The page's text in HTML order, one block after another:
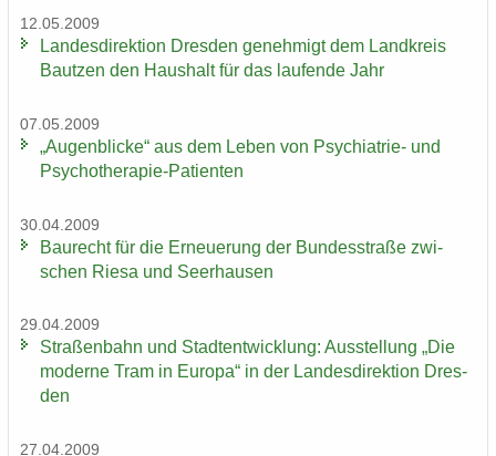
12.05.2009
Lan­des­di­rek­ti­on Dres­den ge­neh­migt dem Land­kreis
Baut­zen den Haus­halt für das lau­fen­de Jahr
07.05.2009
„Au­gen­bli­cke“ aus dem Leben von Psychiatrie-​ und
Psychotherapie-​Patienten
30.04.2009
Bau­recht für die Er­neue­rung der Bun­des­stra­ße zwi­
schen Riesa und Seer­hau­sen
29.04.2009
Stra­ßen­bahn und Stadt­ent­wick­lung: Aus­stel­lung „Die
mo­der­ne Tram in Eu­ro­pa“ in der Lan­des­di­rek­ti­on Dres­
den
27.04.2009